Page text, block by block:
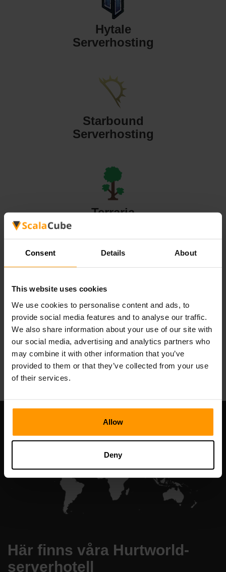
Consent Details About
This website uses cookies
We use cookies to personalise content and ads, to
provide social media features and to analyse our traffic.
We also share information about your use of our site with
our social media, advertising and analytics partners who
may combine it with other information that you’ve
provided to them or that they’ve collected from your use
of their services.
Allow
Deny
Hytale
Serverhosting
Starbound
Serverhosting
Terraria
Valheim
Serverhosting
All Games
Här finns våra Hurtworld-
serverhotell